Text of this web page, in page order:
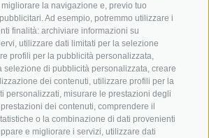
la navigazione e, previo tuo
Ad esempio, potremmo utilizzare i
finalità: archiviare informazioni su
utilizzare dati limitati per la selezione
profili per la pubblicità personalizzata,
selezione di pubblicità personalizzata, creare
dei contenuti, utilizzare profili per la
personalizzati, misurare le prestazioni degli
dei contenuti, comprendere il
o la combinazione di dati provenienti
e migliorare i servizi, utilizzare dati
Dr. Friedrich Teßmann
39100 Bulsan